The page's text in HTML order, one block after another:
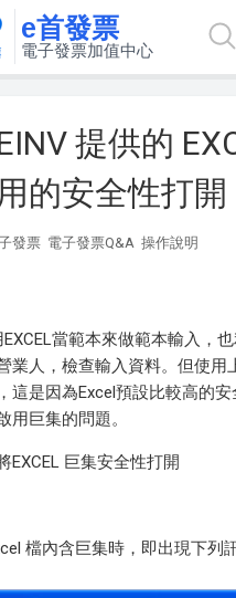
e首發票
電子發票加值中心
提供的
的安全性打開
發票 電子發票Q&A 操作說明
當範本來做範本輸入，
業人，檢查輸入資料。但使用
這是因為Excel預設比較高的安
用巨集的問題。
EXCEL 巨集安全性打開
檔內含巨集時，即出現下列